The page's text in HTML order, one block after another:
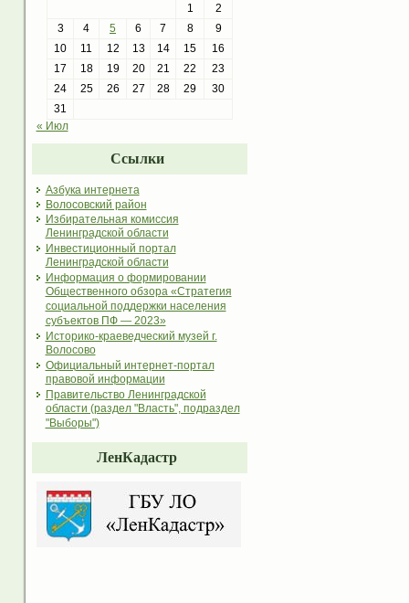
1
2
3
4 5 6 7 8
9
10
11 12 13 14 15
16
17
18 19 20 21 22
23
24
25 26 27 28 29
30
31
« Июл
Ссылки
Азбука интернета
Волосовский район
Избирательная комиссия
Ленинградской области
Инвестиционный портал
Ленинградской области
Информация о формировании
Общественного обзора «Стратегия
социальной поддержки населения
субъектов ПФ — 2023»
Историко-краеведческий музей г.
Волосово
Официальный интернет-портал
правовой информации
Правительство Ленинградской
области (раздел "Власть", подраздел
"Выборы")
ЛенКадастр